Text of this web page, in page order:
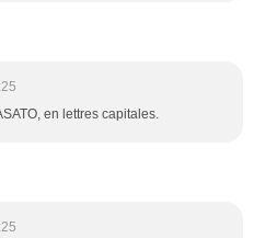
en lettres capitales.